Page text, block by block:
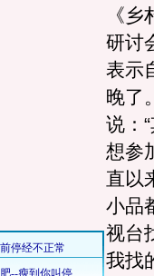
《
研讨
表示
晚了
说：
想参
直以
小品
视台
我找